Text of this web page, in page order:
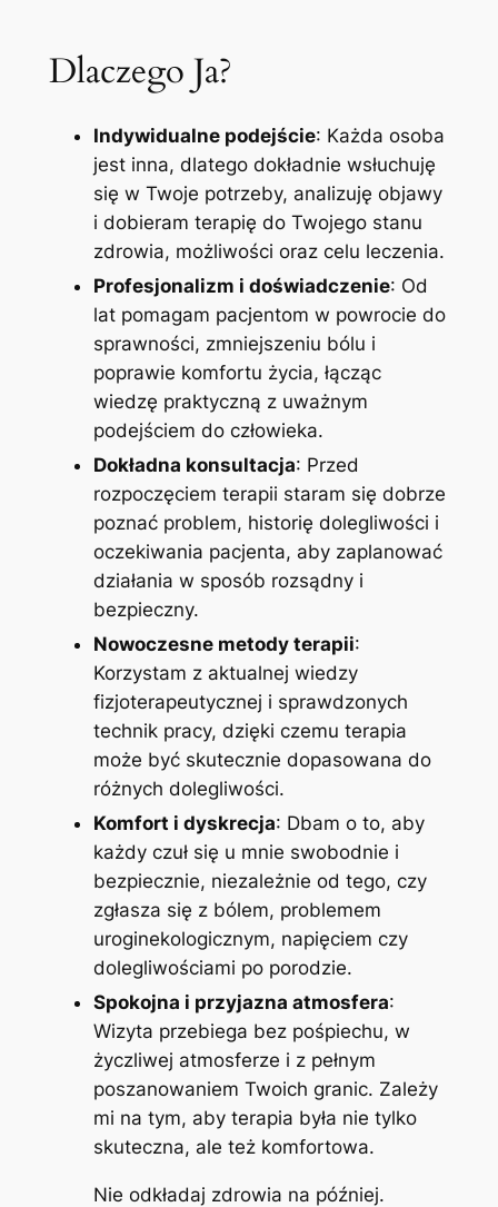
Dlaczego Ja?
Indywidualne podejście: Każda osoba
jest inna, dlatego dokładnie wsłuchuję
się w Twoje potrzeby, analizuję objawy
i dobieram terapię do Twojego stanu
zdrowia, możliwości oraz celu leczenia.
Profesjonalizm i doświadczenie: Od
lat pomagam pacjentom w powrocie do
sprawności, zmniejszeniu bólu i
poprawie komfortu życia, łącząc
wiedzę praktyczną z uważnym
podejściem do człowieka.
Dokładna konsultacja: Przed
rozpoczęciem terapii staram się dobrze
poznać problem, historię dolegliwości i
oczekiwania pacjenta, aby zaplanować
działania w sposób rozsądny i
bezpieczny.
Nowoczesne metody terapii:
Korzystam z aktualnej wiedzy
fizjoterapeutycznej i sprawdzonych
technik pracy, dzięki czemu terapia
może być skutecznie dopasowana do
różnych dolegliwości.
Komfort i dyskrecja: Dbam o to, aby
każdy czuł się u mnie swobodnie i
bezpiecznie, niezależnie od tego, czy
zgłasza się z bólem, problemem
uroginekologicznym, napięciem czy
dolegliwościami po porodzie.
Spokojna i przyjazna atmosfera:
Wizyta przebiega bez pośpiechu, w
życzliwej atmosferze i z pełnym
poszanowaniem Twoich granic. Zależy
mi na tym, aby terapia była nie tylko
skuteczna, ale też komfortowa.
Nie odkładaj zdrowia na później.